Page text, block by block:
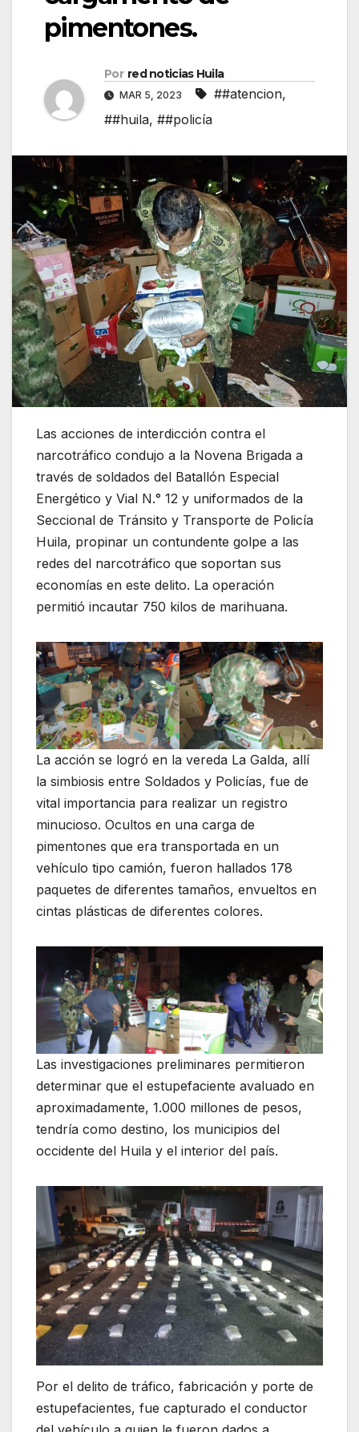
pimentones.
Por red noticias Huila
MAR 5, 2023 ##atencion,
##huila, ##policía
Las acciones de interdicción contra el
narcotráfico condujo a la Novena Brigada a
través de soldados del Batallón Especial
Energético y Vial N.° 12 y uniformados de la
Seccional de Tránsito y Transporte de Policía
Huila, propinar un contundente golpe a las
redes del narcotráfico que soportan sus
economías en este delito. La operación
permitió incautar 750 kilos de marihuana.
La acción se logró en la vereda La Galda, allí
la simbiosis entre Soldados y Policías, fue de
vital importancia para realizar un registro
minucioso. Ocultos en una carga de
pimentones que era transportada en un
vehículo tipo camión, fueron hallados 178
paquetes de diferentes tamaños, envueltos en
cintas plásticas de diferentes colores.
Las investigaciones preliminares permitieron
determinar que el estupefaciente avaluado en
aproximadamente, 1.000 millones de pesos,
tendría como destino, los municipios del
occidente del Huila y el interior del país.
Por el delito de tráfico, fabricación y porte de
estupefacientes, fue capturado el conductor